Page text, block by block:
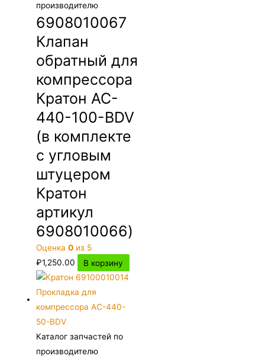
производителю
6908010067
Клапан
обратный для
компрессора
Кратон AC-
440-100-BDV
(в комплекте
с угловым
штуцером
Кратон
артикул
6908010066)
Оценка0 из 5
₽1,250.00 В корзину
Каталог запчастей по
производителю